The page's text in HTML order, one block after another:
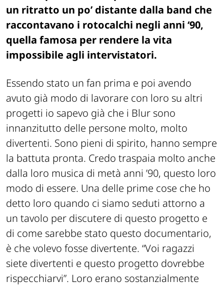
un ritratto un po’ distante dalla band che
raccontavano i rotocalchi negli anni ‘90,
quella famosa per rendere la vita
impossibile agli intervistatori.
Essendo stato un fan prima e poi avendo
avuto già modo di lavorare con loro su altri
progetti io sapevo già che i Blur sono
innanzitutto delle persone molto, molto
divertenti. Sono pieni di spirito, hanno sempre
la battuta pronta. Credo traspaia molto anche
dalla loro musica di metà anni ’90, questo loro
modo di essere. Una delle prime cose che ho
detto loro quando ci siamo seduti attorno a
un tavolo per discutere di questo progetto e
di come sarebbe stato questo documentario,
è che volevo fosse divertente. “Voi ragazzi
siete divertenti e questo progetto dovrebbe
rispecchiarvi”. Loro erano sostanzialmente